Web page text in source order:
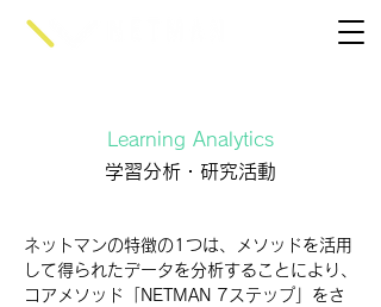
Learning Analytics
学習分析・研究活動
ネットマンの特徴の1つは、メソッドを活用
して得られたデータを分析することにより、
コアメソッド「NETMAN 7ステップ」をさ